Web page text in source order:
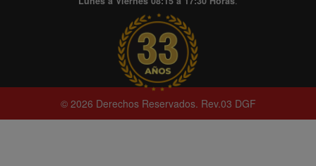
© 2026 Derechos Reservados. Rev.03 DGF